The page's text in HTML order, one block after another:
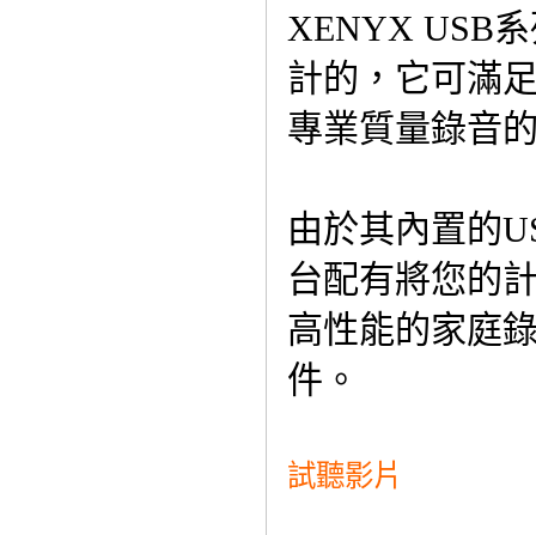
XENYX USB
計的，它可滿
專業質量錄音
由於其內置的
台配有將您的
高性能的家庭
件。
試聽影片